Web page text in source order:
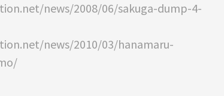
news/2008/06/sakuga-dump-4-
news/2010/03/hanamaru-